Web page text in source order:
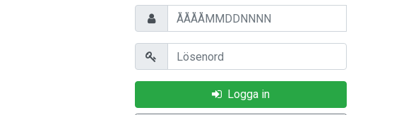
Personnummer
Lösenord
Logga in